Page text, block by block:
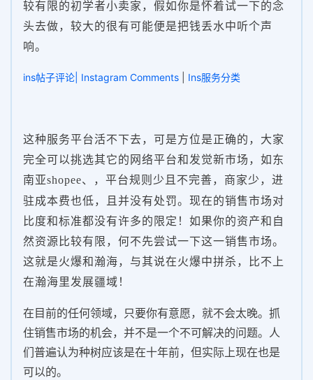
较有限的初学者小卖家，假如你是怀着试一下的念
头去做，较大的很有可能便是把钱丢水中听个声
响。
ins帖子评论| Instagram Comments Ins服务分类
这种服务平台活不下去，可是方位是正确的，大家
完全可以挑选其它的网络平台和发觉新市场，如东
南亚shopee、
，平台规则少且不完善，商家少，进
驻成本费也低，且并没有处罚。现在的销售市场对
比度和标准都没有许多的限定！如果你的资产和自
然资源比较有限，何不先尝试一下这一销售市场。
这就是火爆和瀚海，与其说在火爆中拼杀，比不上
在瀚海里发展疆域！
在目前的任何领域，只要你有意愿，就不会太晚。抓
住销售市场的机会，并不是一个不可解决的问题。人
们普遍认为种树应该是在十年前，但实际上现在也是
可以的。